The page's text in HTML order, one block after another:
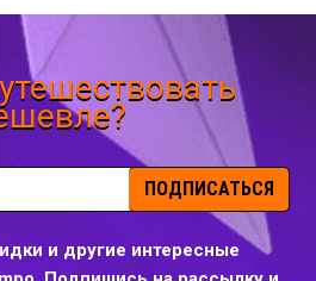
ПОДПИСАТЬСЯ
и другие интересные